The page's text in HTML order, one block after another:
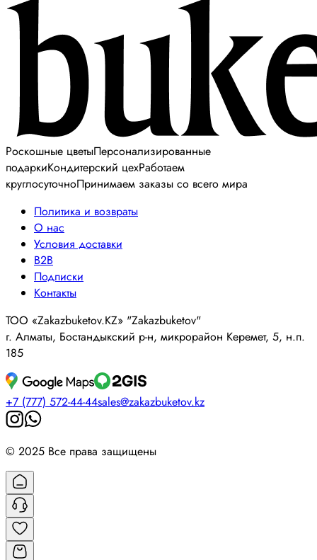
Роскошные цветыПерсонализированные
подаркиКондитерский цехРаботаем
круглосуточноПринимаем заказы со всего мира
Политика и возвраты
О нас
Условия доставки
B2B
Подписки
Контакты
ТОО «Zakazbuketov.KZ» "Zakazbuketov"
г. Алматы, Бостандыкский р-н, микрорайон Керемет, 5, н.п.
185
+7 (777) 572-44-44sales@zakazbuketov.kz
© 2025 Все права защищены